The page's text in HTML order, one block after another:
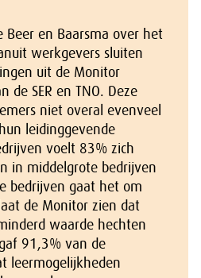
Beer en Baarsma over het
werkgevers sluiten
uit de Monitor
de SER en TNO. Deze
niet overal evenveel
leidinggevende
voelt 83% zich
in middelgrote bedrijven
bedrijven gaat het om
de Monitor zien dat
waarde hechten
91,3% van de
leermogelijkheden